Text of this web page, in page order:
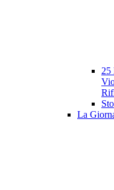
25
La